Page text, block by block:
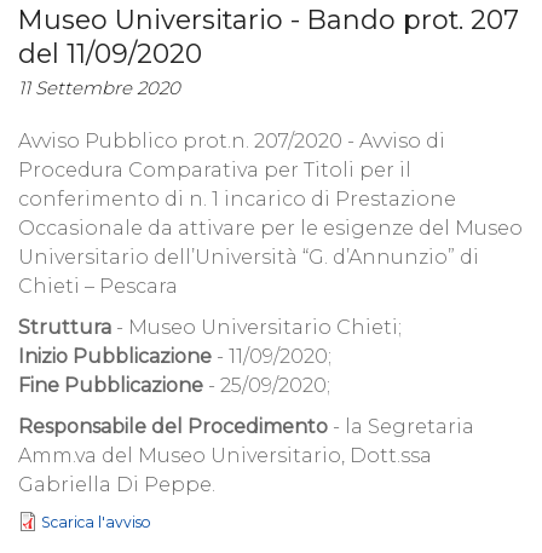
Museo Universitario - Bando prot. 207
del 11/09/2020
11 Settembre 2020
Avviso Pubblico prot.n. 207/2020 - Avviso di
Procedura Comparativa per Titoli per il
conferimento di n. 1 incarico di Prestazione
Occasionale da attivare per le esigenze del Museo
Universitario dell’Università “G. d’Annunzio” di
Chieti – Pescara
Struttura - Museo Universitario Chieti;
Inizio Pubblicazione - 11/09/2020;
Fine Pubblicazione - 25/09/2020;
Responsabile del Procedimento - la Segretaria
Amm.va del Museo Universitario, Dott.ssa
Gabriella Di Peppe.
Scarica l'avviso